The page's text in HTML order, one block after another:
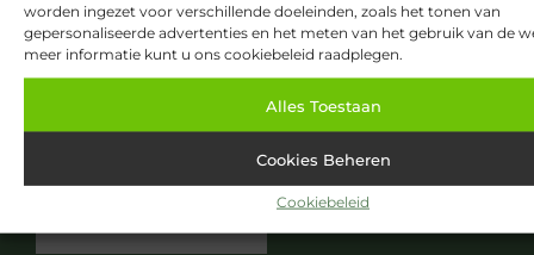
worden ingezet voor verschillende doeleinden, zoals het tonen van
gepersonaliseerde advertenties en het meten van het gebruik van de
meer informatie kunt u ons cookiebeleid raadplegen.
Alles Toestaan
Cookies Beheren
Cookiebeleid
Sbsinvestments.nl is dé plek voor algemene blogs over
diverse onderwerpen. Of je nu op zoek bent naar
inspiratie, je kennis wilt delen of een samenwerking
wilt starten, bij ons ben je op de juiste plaats. Heb je
interesse om zelf te bloggen? Neem dan contact met
ons op en sluit je aan bij onze community.